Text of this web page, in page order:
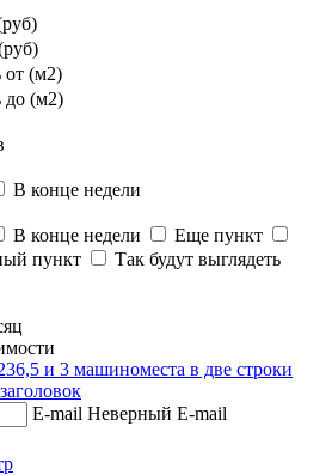
(м2)
до (м2)
В конце недели
В конце недели
Еще пункт
пункт
Так будут выглядеть
и 3 машиноместа в две строки
E-mail Неверный E-mail